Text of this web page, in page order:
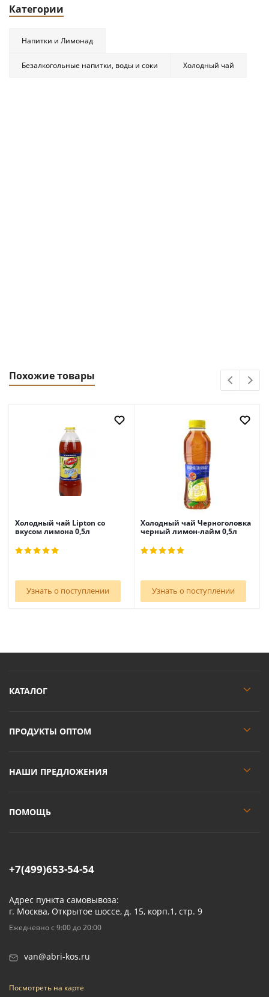
Категории
Напитки и Лимонад
Безалкогольные напитки, воды и соки Холодный чай
Похожие товары
Холодный чай Lipton со
вкусом лимона 0,5л
Узнать о поступлении
Холодный чай Черноголовка
черный лимон-лайм 0,5л
Узнать о поступлении
КАТАЛОГ
ПРОДУКТЫ ОПТОМ
НАШИ ПРЕДЛОЖЕНИЯ
ПОМОЩЬ
+7(499)653-54-54
Адрес пункта самовывоза:
г. Москва, Открытое шоссе, д. 15, корп.1, стр. 9
Ежедневно с 9:00 до 20:00
van@abri-kos.ru
Посмотреть на карте